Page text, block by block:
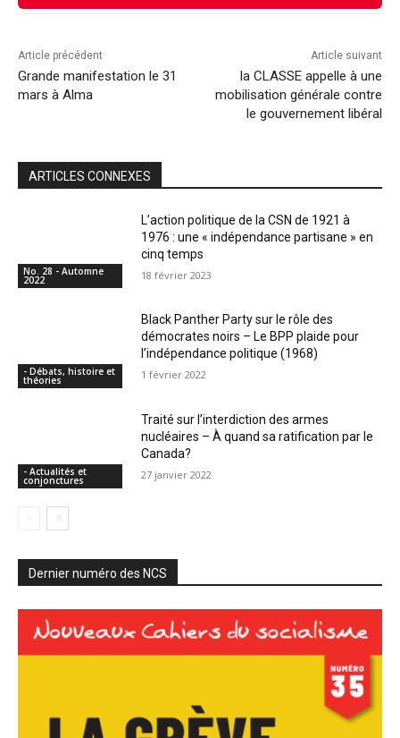
Article précédent
Grande manifestation le 31
mars à Alma
Article suivant
la CLASSE appelle à une
mobilisation générale contre
le gouvernement libéral
ARTICLES CONNEXES
No. 28 - Automne
2022
L’action politique de la CSN de 1921 à
1976 : une « indépendance partisane » en
cinq temps
18 février 2023
- Débats, histoire et
théories
Black Panther Party sur le rôle des
démocrates noirs – Le BPP plaide pour
l’indépendance politique (1968)
1 février 2022
- Actualités et
conjonctures
Traité sur l’interdiction des armes
nucléaires – À quand sa ratification par le
Canada?
27 janvier 2022
Dernier numéro des NCS